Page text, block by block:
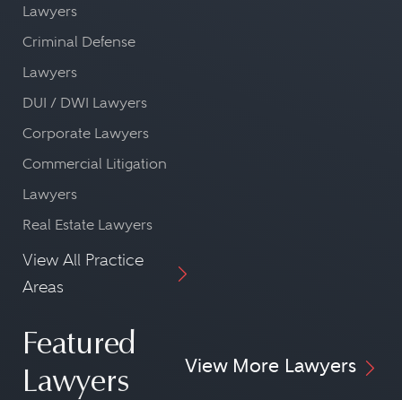
Lawyers
Criminal Defense
Lawyers
DUI / DWI Lawyers
Corporate Lawyers
Commercial Litigation
Lawyers
Real Estate Lawyers
View All Practice
Areas
Featured
Lawyers
View More Lawyers